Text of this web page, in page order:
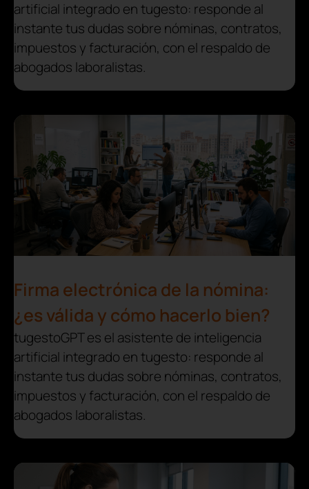
artificial integrado en tugesto: responde al
instante tus dudas sobre nóminas, contratos,
impuestos y facturación, con el respaldo de
abogados laboralistas.
Firma electrónica de la nómina:
¿es válida y cómo hacerlo bien?
tugestoGPT es el asistente de inteligencia
artificial integrado en tugesto: responde al
instante tus dudas sobre nóminas, contratos,
impuestos y facturación, con el respaldo de
abogados laboralistas.